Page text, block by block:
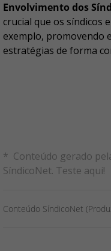
Envolvimento dos
crucial que os síndicos
exemplo, promovendo
estratégias de forma
* Conteúdo gerado
SíndicoNet. Teste aqui!
Conteúdo SíndicoNet